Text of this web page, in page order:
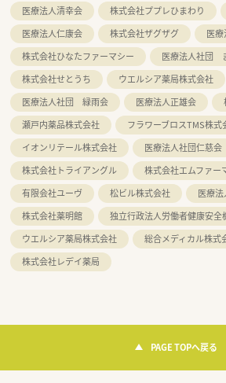
医療法人清幸会
株式会社ププレひまわり
医療法人仁康会
株式会社ザグザグ
医
株式会社ひなたファーマシー
医療法人社団
株式会社せとうち
ウエルシア薬局株式会社
医療法人社団 緑雨会
医療法人正雄会
瀬戸内薬品株式会社
フラワーブロスTMS株式
イオンリテール株式会社
医療法人社団仁慈会
株式会社トライアングル
株式会社エムファー
有限会社ユーヴ
松ビル株式会社
医療
株式会社薬明館
独立行政法人労働者健康安全
ウエルシア薬局株式会社
総合メディカル株式
株式会社レデイ薬局
PAGE TOPへ戻る